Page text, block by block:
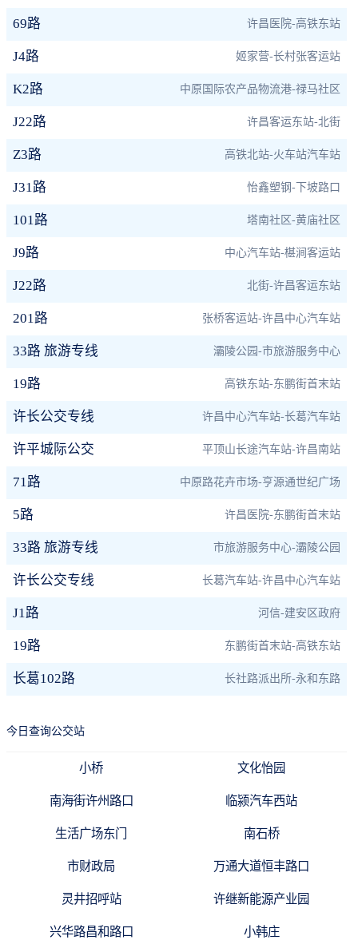
69路 许昌医院-高铁东站
J4路 姬家营-长村张客运站
K2路 中原国际农产品物流港-禄马社区
J22路 许昌客运东站-北街
Z3路 高铁北站-火车站汽车站
J31路 怡鑫塑钢-下坡路口
101路 塔南社区-黄庙社区
J9路 中心汽车站-椹涧客运站
J22路 北街-许昌客运东站
201路 张桥客运站-许昌中心汽车站
33路 旅游专线 灞陵公园-市旅游服务中心
19路 高铁东站-东鹏街首末站
许长公交专线 许昌中心汽车站-长葛汽车站
许平城际公交 平顶山长途汽车站-许昌南站
71路 中原路花卉市场-亨源通世纪广场
5路 许昌医院-东鹏街首末站
33路 旅游专线 市旅游服务中心-灞陵公园
许长公交专线 长葛汽车站-许昌中心汽车站
J1路 河信-建安区政府
19路 东鹏街首末站-高铁东站
长葛102路 长社路派出所-永和东路
今日查询公交站
小桥 文化怡园
南海街许州路口 临颍汽车西站
生活广场东门 南石桥
市财政局 万通大道恒丰路口
灵井招呼站 许继新能源产业园
兴华路昌和路口 小韩庄